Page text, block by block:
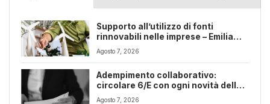
Supporto all’utilizzo di fonti
rinnovabili nelle imprese – Emilia
Romagna
Agosto 7, 2026
Adempimento collaborativo:
circolare 6/E con ogni novità della
riforma fiscale
Agosto 7, 2026